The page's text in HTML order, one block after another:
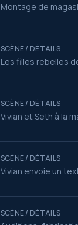
Montage de
SCÈNE / DÉTAILS
Les filles rebelles
SCÈNE / DÉTAILS
Vivian et Seth à la
SCÈNE / DÉTAILS
Vivian envoie un
SCÈNE / DÉTAILS